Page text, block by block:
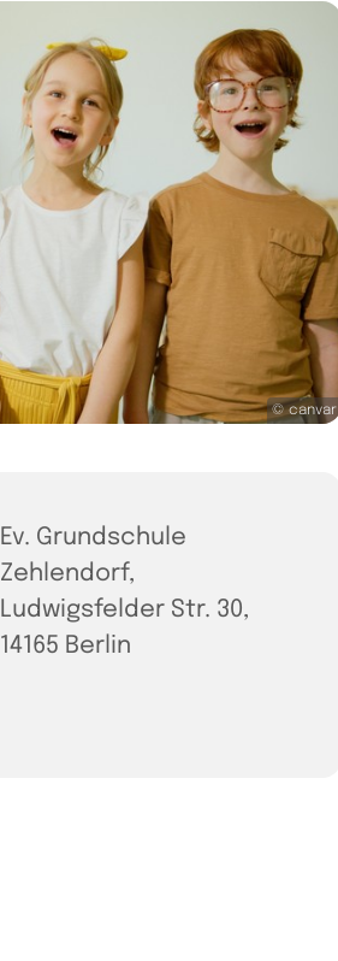
© canvar
Ev. Grundschule
Zehlendorf,
Ludwigsfelder Str. 30,
14165 Berlin